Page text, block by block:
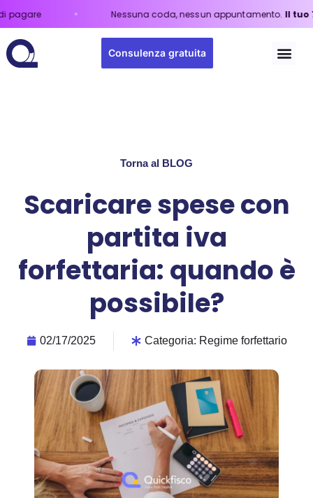
Nessuna coda, nessun appuntamento.Il tuo 730
Consulenza gratuita
Torna al BLOG
Scaricare spese con
partita iva
forfettaria: quando è
possibile?
02/17/2025 Categoria: Regime forfettario